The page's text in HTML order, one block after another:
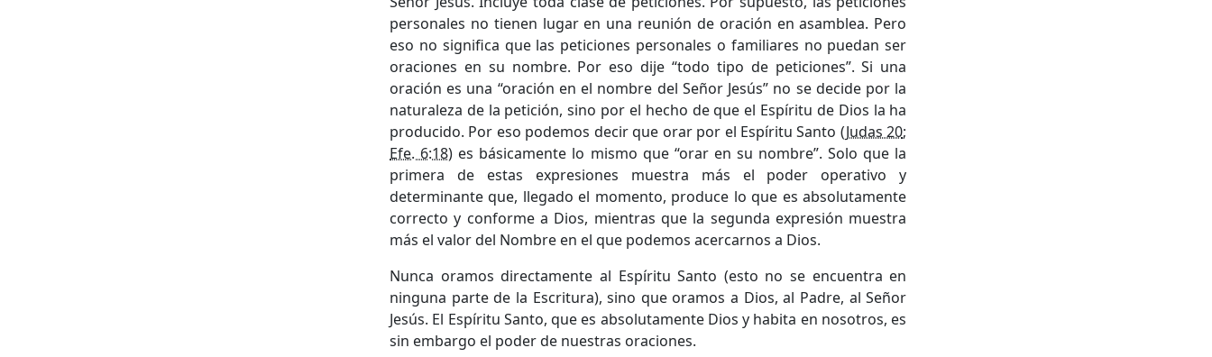
personales no tienen lugar en una reunión de oración en asamblea. Pero
eso no significa que las peticiones personales o familiares no puedan ser
oraciones en su nombre. Por eso dije “todo tipo de peticiones”. Si una
oración es una “oración en el nombre del Señor Jesús” no se decide por la
naturaleza de la petición, sino por el hecho de que el Espíritu de Dios la ha
producido. Por eso podemos decir que orar por el Espíritu Santo (Judas 20;
Efe. 6:18) es básicamente lo mismo que “orar en su nombre”. Solo que la
primera de estas expresiones muestra más el poder operativo y
determinante que, llegado el momento, produce lo que es absolutamente
correcto y conforme a Dios, mientras que la segunda expresión muestra
más el valor del Nombre en el que podemos acercarnos a Dios.
Nunca oramos directamente al Espíritu Santo (esto no se encuentra en
ninguna parte de la Escritura), sino que oramos a Dios, al Padre, al Señor
Jesús. El Espíritu Santo, que es absolutamente Dios y habita en nosotros, es
sin embargo el poder de nuestras oraciones.